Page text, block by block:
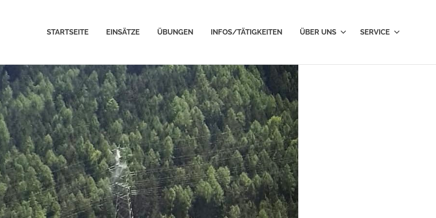
STARTSEITE EINSÄTZE ÜBUNGEN INFOS/TÄTIGKEITEN ÜBER UNS SERVICE